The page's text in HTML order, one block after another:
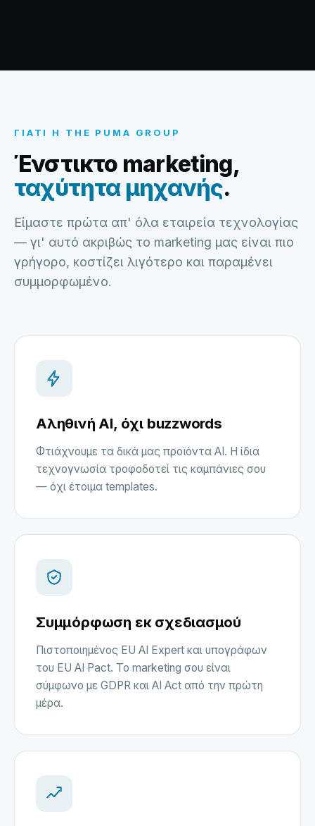
ΓΙΑΤΊ Η THE PUMA GROUP
Ένστικτο marketing,
ταχύτητα μηχανής.
Είμαστε πρώτα απ' όλα εταιρεία τεχνολογίας
— γι' αυτό ακριβώς το marketing μας είναι πιο
γρήγορο, κοστίζει λιγότερο και παραμένει
συμμορφωμένο.
Αληθινή AI, όχι buzzwords
Φτιάχνουμε τα δικά μας προϊόντα AI. Η ίδια
τεχνογνωσία τροφοδοτεί τις καμπάνιες σου
— όχι έτοιμα templates.
Συμμόρφωση εκ σχεδιασμού
Πιστοποιημένος EU AI Expert και υπογράφων
του EU AI Pact. Το marketing σου είναι
σύμφωνο με GDPR και AI Act από την πρώτη
μέρα.